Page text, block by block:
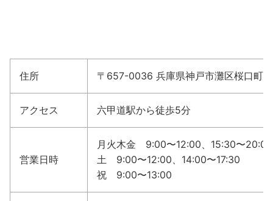
住所 〒657-0036 兵庫県神戸市灘区桜口町4
アクセス 六甲道駅から徒歩5分
営業日時
月火木金 9:00〜12:00、15:30〜20:00
土 9:00〜12:00、14:00〜17:30
祝 9:00〜13:00